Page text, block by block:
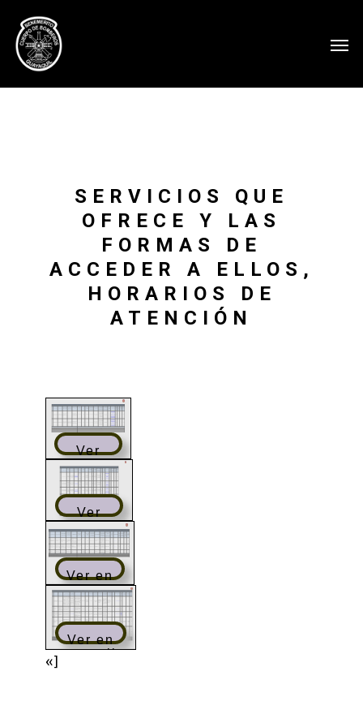
SERVICIOS QUE
OFRECE Y LAS
FORMAS DE
ACCEDER A ELLOS,
HORARIOS DE
ATENCIÓN
Ver
en
pantalla
completa
Ver
en
pantalla
completa
Ver en
pantalla
completa
Ver en
pantalla
«]